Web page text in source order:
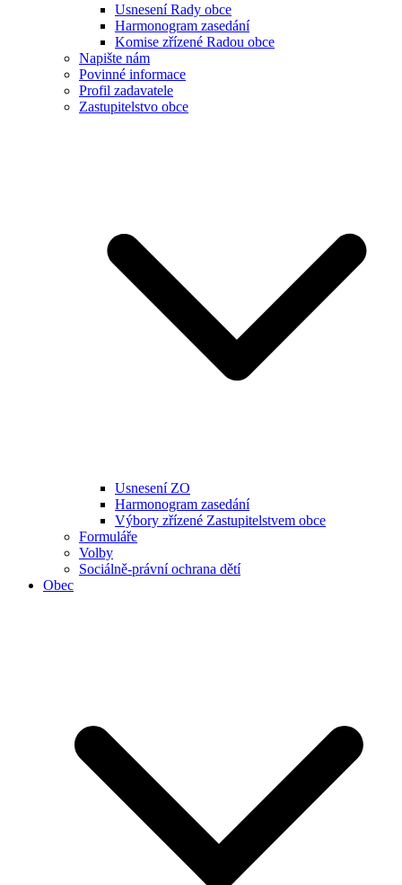
Usnesení Rady obce
Harmonogram zasedání
Komise zřízené Radou obce
Napište nám
Povinné informace
Profil zadavatele
Zastupitelstvo obce
Usnesení ZO
Harmonogram zasedání
Výbory zřízené Zastupitelstvem obce
Formuláře
Volby
Sociálně-právní ochrana dětí
Obec